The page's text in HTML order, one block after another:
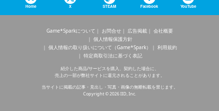
Home X STEAM Facebook YouTube
Game*Sparkについて お問合せ 広告掲載
会社概要
個人情報保護方針
個人情報の取り扱いについて（Game*Spark）
利用規約
特定商取引法に基づく表記
紹介した商品/サービスを購入、契約した場合に、
売上の一部が弊社サイトに還元されることがあります。
当サイトに掲載の記事・見出し・写真・画像の無断転載を禁じます。
Copyright © 2026 IID, Inc.